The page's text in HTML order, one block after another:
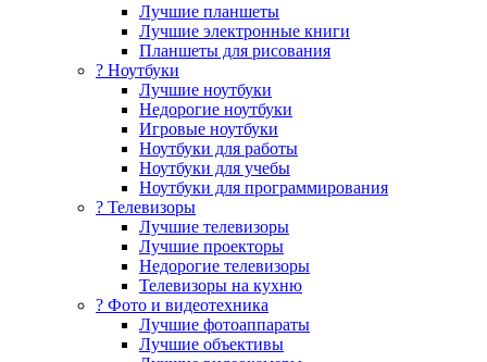
Лучшие планшеты
Лучшие электронные книги
Планшеты для рисования
? Ноутбуки
Лучшие ноутбуки
Недорогие ноутбуки
Игровые ноутбуки
Ноутбуки для работы
Ноутбуки для учебы
Ноутбуки для программирования
? Телевизоры
Лучшие телевизоры
Лучшие проекторы
Недорогие телевизоры
Телевизоры на кухню
? Фото и видеотехника
Лучшие фотоаппараты
Лучшие объективы